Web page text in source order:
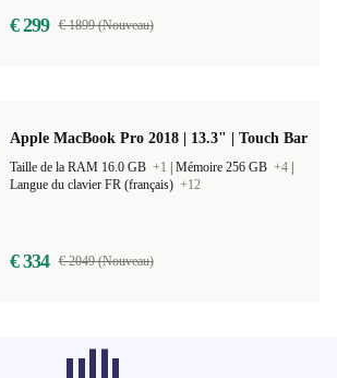
€ 299 € 1899 (Nouveau)
Apple MacBook Pro 2018 | 13.3" | Touch Bar
Taille de la RAM 16.0 GB +1 Mémoire 256 GB +4
Langue du clavier FR (français) +12
€ 334 € 2049 (Nouveau)
recommandés dans d'autres